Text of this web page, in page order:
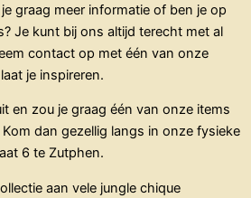
graag meer informatie of ben je op
Je kunt bij ons altijd terecht met al
contact op met één van onze
je inspireren.
en zou je graag één van onze items
dan gezellig langs in onze fysieke
6 te Zutphen.
aan vele jungle chique